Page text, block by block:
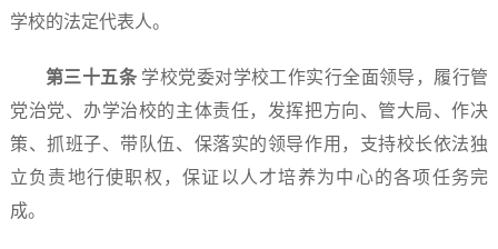
学校的法定代表人。
第三十五条 学校党委对学校工作实行全面领导，履行管
党治党、办学治校的主体责任，发挥把方向、管大局、作决
策、抓班子、带队伍、保落实的领导作用，支持校长依法独
立负责地行使职权，保证以人才培养为中心的各项任务完
成。